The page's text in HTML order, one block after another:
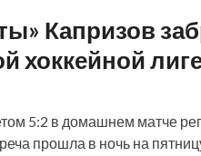
Капризов
хоккейной
5:2 в домашнем матче
прошла в ночь на